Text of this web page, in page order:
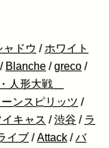
ャドウ / ホワイト
/ Blanche /greco /
人形大戦
ンスピリッツ /
イキャス /渋谷 / ラ
イブ /Attack /バ